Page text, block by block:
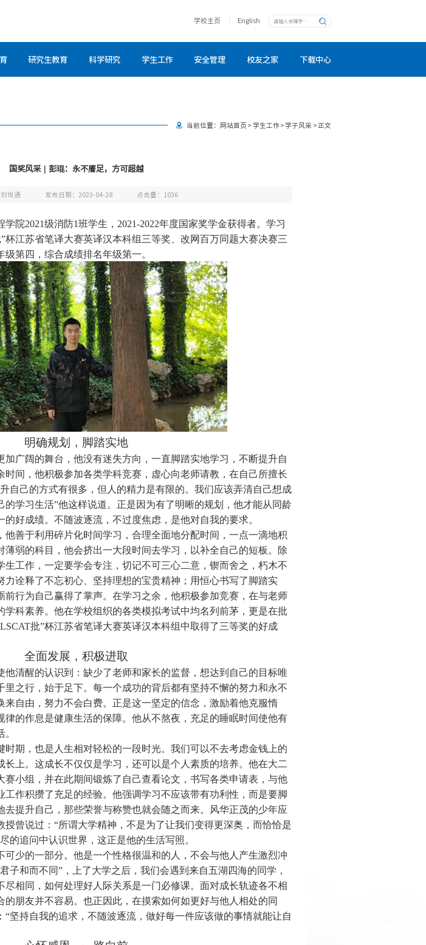
学校主页 English
研究生教育 科学研究 学生工作 安全管理 校友之家 下载中心
当前位置： 网站首页 > 学生工作>学子风采 >正文
国奖风采｜彭琨：永不餍足，方可超越
世通 发布日期：2023-04-28 点击量： 1036
学院2021级消防1班学生，2021-2022年度国家奖学金获得者。学习
杯江苏省笔译大赛英译汉本科组三等奖、改网百万同题大赛决赛三
第四，综合成绩排名年级第一。
明确规划，脚踏实地
加广阔的舞台，他没有迷失方向，一直脚踏实地学习，不断提升自
时间，他积极参加各类学科竞赛，虚心向老师请教，在自己所擅长
自己的方式有很多，但人的精力是有限的。我们应该弄清自己想成
的学习生活”他这样说道。正是因为有了明晰的规划，他才能从同龄
的好成绩。不随波逐流，不过度焦虑，是他对自我的要求。
他善于利用碎片化时间学习，合理全面地分配时间，一点一滴地积
薄弱的科目，他会挤出一大段时间去学习，以补全自己的短板。除
生工作，一定要学会专注，切记不可三心二意，锲而舍之，朽木不
力诠释了不忘初心、坚持理想的宝贵精神；用恒心书写了脚踏实
前行为自己赢得了掌声。在学习之余，他积极参加竞赛，在与老师
学科素养。他在学校组织的各类模拟考试中均名列前茅，更是在批
SCAT批”杯江苏省笔译大赛英译汉本科组中取得了三等奖的好成
全面发展，积极进取
他清醒的认识到：缺少了老师和家长的监督，想达到自己的目标唯
里之行，始于足下。每一个成功的背后都有坚持不懈的努力和永不
来自由，努力不会白费。正是这一坚定的信念，激励着他克服惰
律的作息是健康生活的保障。他从不熬夜，充足的睡眠时间使他有
时期，也是人生相对轻松的一段时光。我们可以不去考虑金钱上的
长上。这成长不仅仅是学习，还可以是个人素质的培养。他在大二
赛小组，并在此期间锻炼了自己查看论文，书写各类申请表，与他
工作积攒了充足的经验。他强调学习不应该带有功利性，而是要脚
去提升自己，那些荣誉与称赞也就会随之而来。风华正茂的少年应
曾说过：“所谓大学精神，不是为了让我们变得更深奥，而恰恰是
的追问中认识世界，这正是他的生活写照。
可少的一部分。他是一个性格很温和的人，不会与他人产生激烈冲
子和而不同”，上了大学之后，我们会遇到来自五湖四海的同学，
尽相同，如何处理好人际关系是一门必修课。面对成长轨迹各不相
的朋友并不容易。也正因此，在摸索如何如更好与他人相处的同
“坚持自我的追求，不随波逐流，做好每一件应该做的事情就能让自